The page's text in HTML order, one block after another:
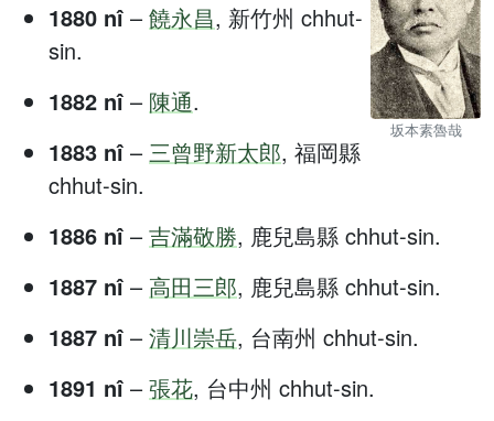
坂本素魯哉
1880 nî – 饒永昌, 新竹州 chhut-
sin.
1882 nî – 陳通.
1883 nî – 三曾野新太郎, 福岡縣
chhut-sin.
1886 nî – 吉滿敬勝, 鹿兒島縣 chhut-sin.
1887 nî – 高田三郎, 鹿兒島縣 chhut-sin.
1887 nî – 清川崇岳, 台南州 chhut-sin.
1891 nî – 張花, 台中州 chhut-sin.